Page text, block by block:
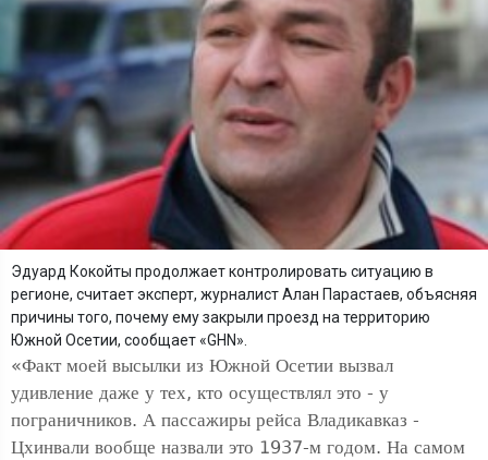
Эдуард Кокойты продолжает контролировать ситуацию в
регионе, считает эксперт, журналист Алан Парастаев, объясняя
причины того, почему ему закрыли проезд на территорию
Южной Осетии, сообщает «GHN».
«Факт моей высылки из Южной Осетии вызвал
удивление даже у тех, кто осуществлял это - у
пограничников. А пассажиры рейса Владикавказ -
Цхинвали вообще назвали это 1937-м годом. На самом